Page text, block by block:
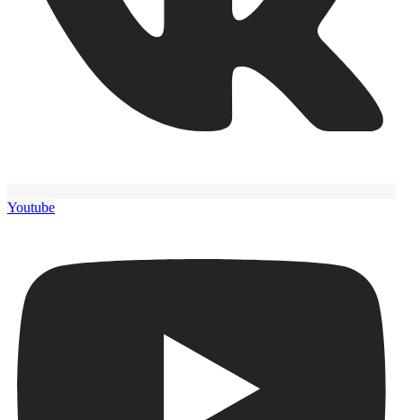
Youtube